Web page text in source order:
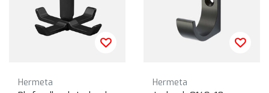
Hermeta Hermeta